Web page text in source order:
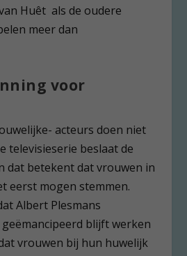
Huêt als de oudere
meer dan
voor
acteurs doen niet
televisieserie beslaat de
dat betekent dat vrouwen in
eerst mogen stemmen.
Albert Plesmans
blijft werken
vrouwen bij hun huwelijk